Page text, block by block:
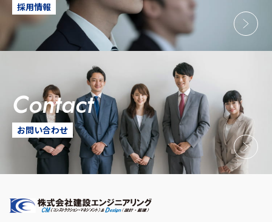
採用情報
contact
お問い合わせ